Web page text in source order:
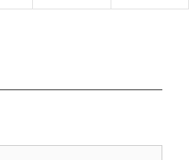
안